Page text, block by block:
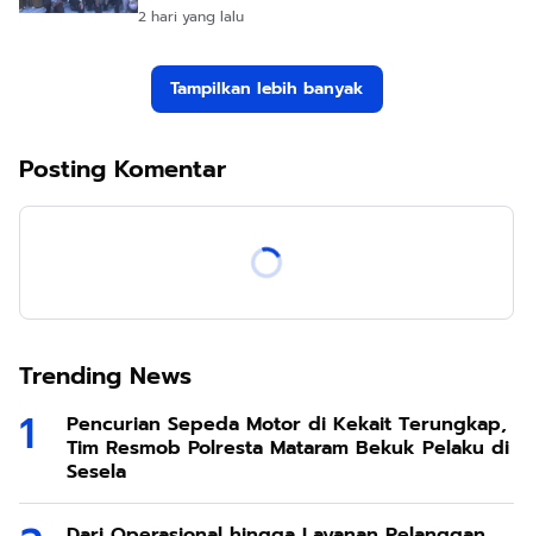
2 hari yang lalu
Tampilkan lebih banyak
Posting Komentar
Trending News
Pencurian Sepeda Motor di Kekait Terungkap,
Tim Resmob Polresta Mataram Bekuk Pelaku di
Sesela